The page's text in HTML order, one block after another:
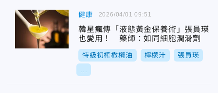
健康
韓星瘋傳「液態黃金保養術」張員瑛
也愛用！ 藥師：如同細胞潤滑劑
特級初榨橄欖油 檸檬汁 張員瑛
2026/04/01 09:51